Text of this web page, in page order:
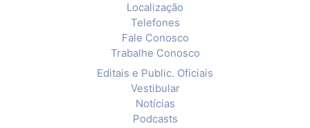
Localização
Telefones
Fale Conosco
Trabalhe Conosco
Editais e Public. Oficiais
Vestibular
Notícias
Podcasts